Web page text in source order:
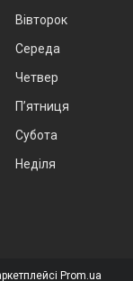
Вівторок
Середа
Четвер
Пʼятниця
Субота
Неділя
Prom.ua